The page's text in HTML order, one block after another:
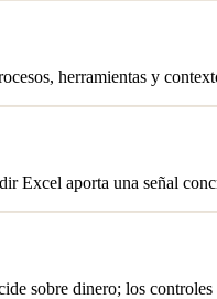
herramientas y
Excel aporta una señal
sobre dinero; los